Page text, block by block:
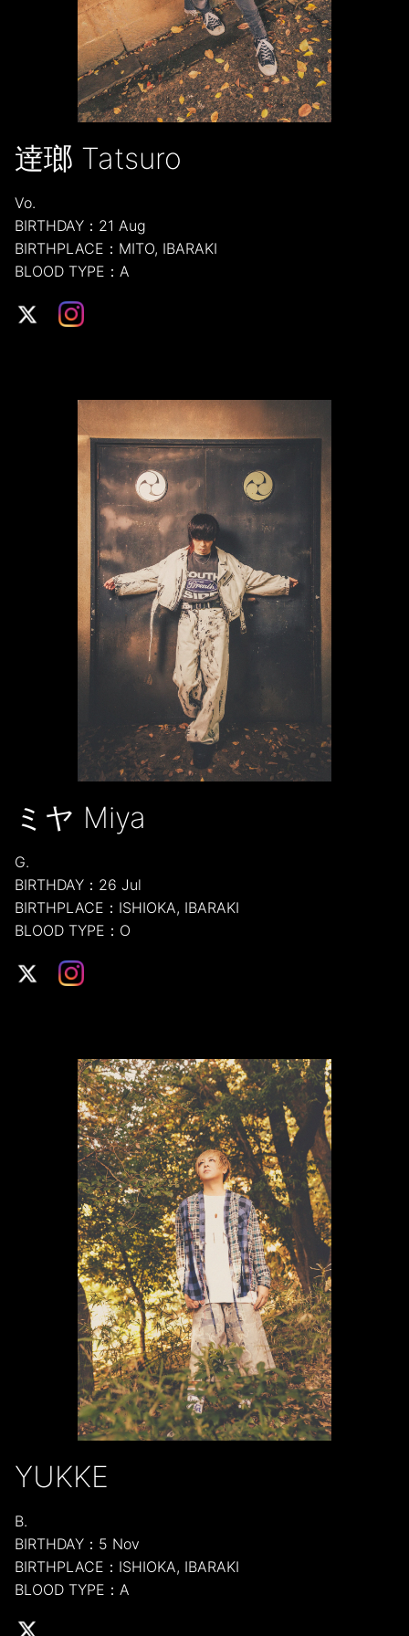
逹瑯 Tatsuro
Vo.
BIRTHDAY：21 Aug
BIRTHPLACE：MITO, IBARAKI
BLOOD TYPE：A
ミヤ Miya
G.
BIRTHDAY：26 Jul
BIRTHPLACE：ISHIOKA, IBARAKI
BLOOD TYPE：O
YUKKE
B.
BIRTHDAY：5 Nov
BIRTHPLACE：ISHIOKA, IBARAKI
BLOOD TYPE：A